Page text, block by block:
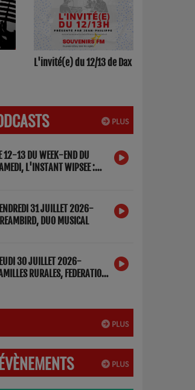
L'invité(e) du 12/13 de Dax
PLUS
12-13 DU WEEK-END DU
L'INSTANT WIPSEE :
31 JUILLET 2026-
DUO MUSICAL
30 JUILLET 2026-
RURALES, FEDERATION
PLUS
PLUS